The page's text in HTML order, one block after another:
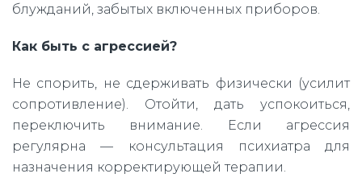
блужданий, забытых включенных приборов.
Как быть с агрессией?
Не спорить, не сдерживать физически (усилит
сопротивление). Отойти, дать успокоиться,
переключить внимание. Если агрессия
регулярна — консультация психиатра для
назначения корректирующей терапии.